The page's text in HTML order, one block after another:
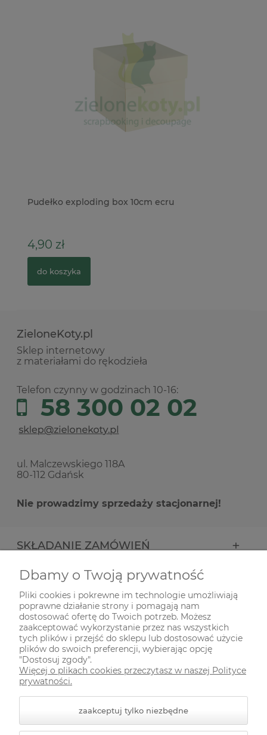
Pudełko exploding box 10cm ecru
4,90 zł
do koszyka
ZieloneKoty.pl
Sklep internetowy
z materiałami do rękodzieła
Telefon czynny w godzinach 10-16:
58 300 02 02
ul. Malczewskiego 118A
80-112 Gdańsk
Nie prowadzimy sprzedaży stacjonarnej!
SKŁADANIE ZAMÓWIEŃ
INFORMACJE
ODWIEDŹ NAS NA
Dbamy o Twoją prywatność
Pliki cookies i pokrewne im technologie umożliwiają
poprawne działanie strony i pomagają nam
dostosować ofertę do Twoich potrzeb. Możesz
zaakceptować wykorzystanie przez nas wszystkich
tych plików i przejść do sklepu lub dostosować użycie
plików do swoich preferencji, wybierając opcję
"Dostosuj zgody".
Więcej o plikach cookies przeczytasz w naszej Polityce
prywatności.
zaakceptuj tylko niezbędne